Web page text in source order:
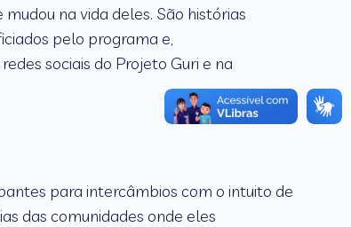
na vida deles. São histórias
pelo programa e,
sociais do Projeto Guri e na
para intercâmbios com o intuito de
das comunidades onde eles